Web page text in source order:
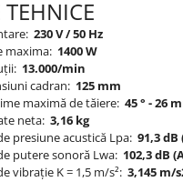
TEHNICE
230 V / 50 Hz
maxima: 1400 W
13.000/min
cadran: 125 mm
maximă de tăiere: 45° - 26
neta: 3,16 kg
presiune acustică Lpa: 91,3 dB
putere sonoră Lwa: 102,3 dB
vibrație K = 1,5 m/s²: 3,145 m/